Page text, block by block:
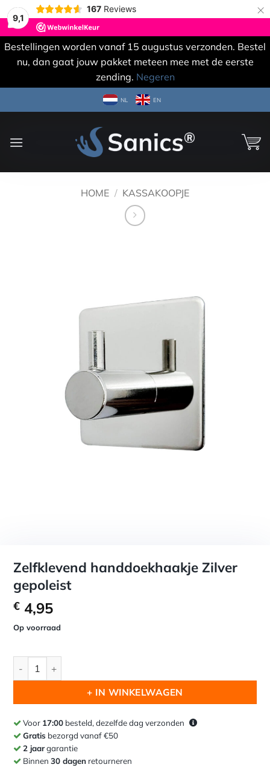
9,1
167 Reviews ×
Bestellingen worden vanaf 15 augustus verzonden. Bestel
nu, dan gaat jouw pakket meteen mee met de eerste
zending. Negeren
naar
NL EN
HOME / KASSAKOOPJE
Zelfklevend handdoekhaakje Zilver
gepoleist
€ 4,95
Op voorraad
Zelfklevend handdoekhaakje Zilver gepoleist aantal
+ IN WINKELWAGEN
Voor 17:00 besteld, dezelfde dag verzonden
Gratis bezorgd vanaf €50
2 jaargarantie
Binnen30 dagen retourneren